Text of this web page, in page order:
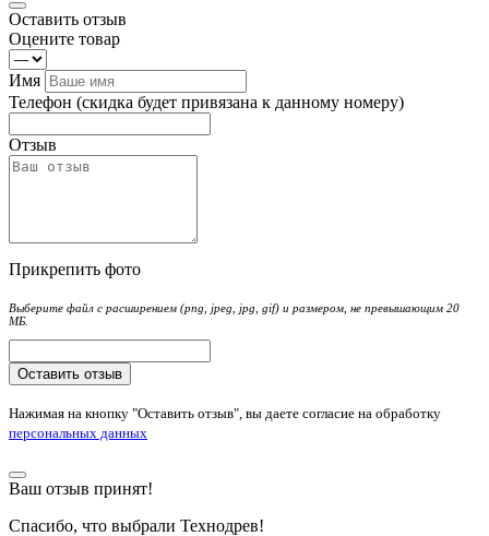
Оставить отзыв
Оцените товар
Имя
Телефон (скидка будет привязана к данному номеру)
Отзыв
Прикрепить фото
Выберите файл с расширением (png, jpeg, jpg, gif) и размером, не превышающим 20
МБ.
Оставить отзыв
Нажимая на кнопку "Оставить отзыв", вы даете согласие на обработку
персональных данных
Ваш отзыв принят!
Спасибо, что выбрали Технодрев!